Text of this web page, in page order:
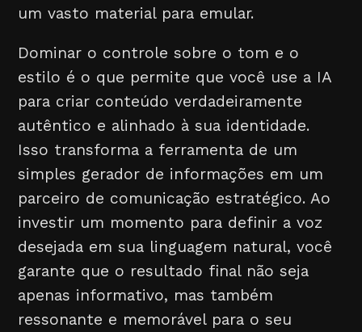
um vasto material para emular.
Dominar o controle sobre o tom e o
estilo é o que permite que você use a IA
para criar conteúdo verdadeiramente
autêntico e alinhado à sua identidade.
Isso transforma a ferramenta de um
simples gerador de informações em um
parceiro de comunicação estratégico. Ao
investir um momento para definir a voz
desejada em sua linguagem natural, você
garante que o resultado final não seja
apenas informativo, mas também
ressonante e memorável para o seu